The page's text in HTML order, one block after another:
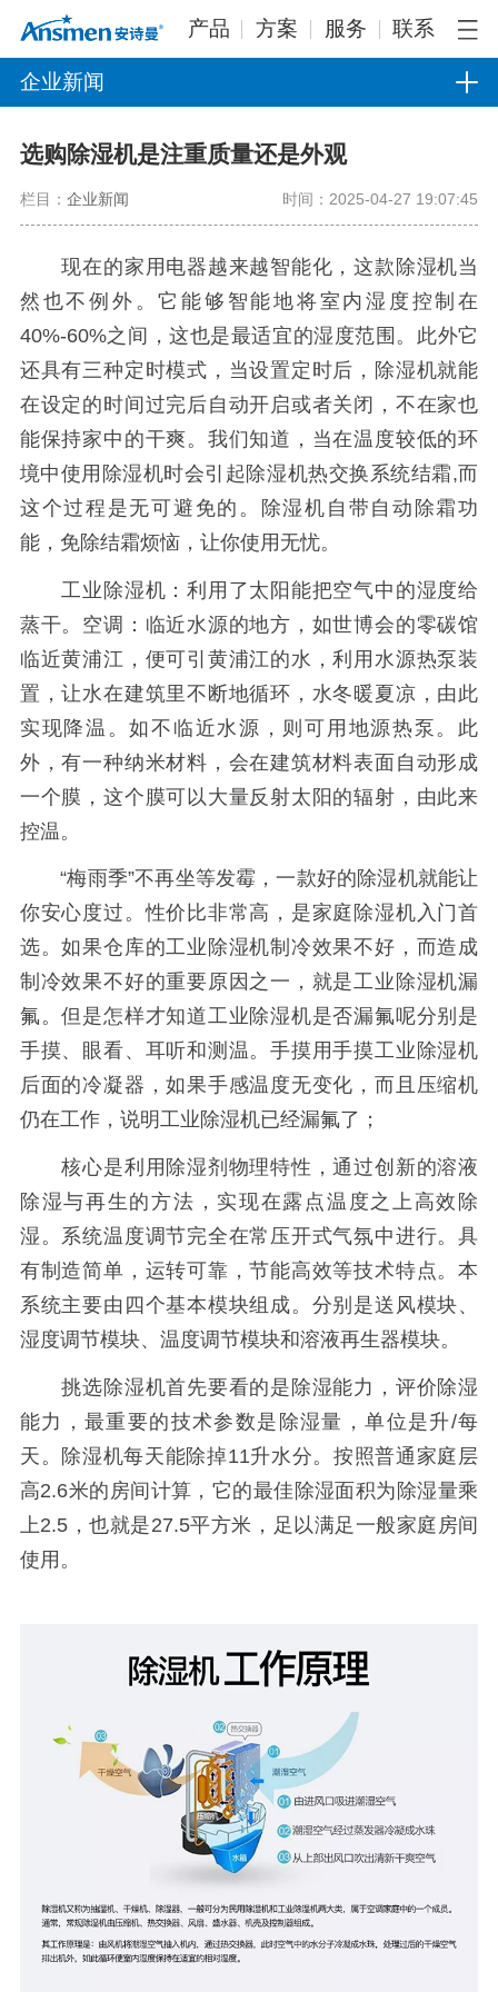
产品 方案 服务 联系
企业新闻
选购除湿机是注重质量还是外观
栏目： 企业新闻 时间：2025-04-27 19:07:45
现在的家用电器越来越智能化，这款除湿机当
然也不例外。它能够智能地将室内湿度控制在
40%-60%之间，这也是最适宜的湿度范围。此外它
还具有三种定时模式，当设置定时后，除湿机就能
在设定的时间过完后自动开启或者关闭，不在家也
能保持家中的干爽。我们知道，当在温度较低的环
境中使用除湿机时会引起除湿机热交换系统结霜,而
这个过程是无可避免的。除湿机自带自动除霜功
能，免除结霜烦恼，让你使用无忧。
工业除湿机：利用了太阳能把空气中的湿度给
蒸干。空调：临近水源的地方，如世博会的零碳馆
临近黄浦江，便可引黄浦江的水，利用水源热泵装
置，让水在建筑里不断地循环，水冬暖夏凉，由此
实现降温。如不临近水源，则可用地源热泵。此
外，有一种纳米材料，会在建筑材料表面自动形成
一个膜，这个膜可以大量反射太阳的辐射，由此来
控温。
“梅雨季”不再坐等发霉，一款好的除湿机就能让
你安心度过。性价比非常高，是家庭除湿机入门首
选。如果仓库的工业除湿机制冷效果不好，而造成
制冷效果不好的重要原因之一，就是工业除湿机漏
氟。但是怎样才知道工业除湿机是否漏氟呢分别是
手摸、眼看、耳听和测温。手摸用手摸工业除湿机
后面的冷凝器，如果手感温度无变化，而且压缩机
仍在工作，说明工业除湿机已经漏氟了；
核心是利用除湿剂物理特性，通过创新的溶液
除湿与再生的方法，实现在露点温度之上高效除
湿。系统温度调节完全在常压开式气氛中进行。具
有制造简单，运转可靠，节能高效等技术特点。本
系统主要由四个基本模块组成。分别是送风模块、
湿度调节模块、温度调节模块和溶液再生器模块。
挑选除湿机首先要看的是除湿能力，评价除湿
能力，最重要的技术参数是除湿量，单位是升/每
天。除湿机每天能除掉11升水分。按照普通家庭层
高2.6米的房间计算，它的最佳除湿面积为除湿量乘
上2.5，也就是27.5平方米，足以满足一般家庭房间
使用。